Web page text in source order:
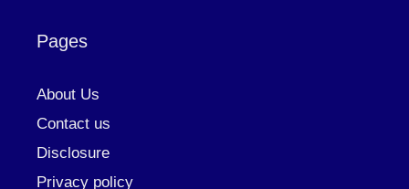
Pages
About Us
Contact us
Disclosure
Privacy policy